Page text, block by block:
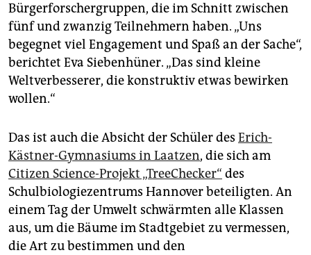
Bürgerforschergruppen, die im Schnitt zwischen
fünf und zwanzig Teilnehmern haben. „Uns
begegnet viel Engagement und Spaß an der Sache“,
berichtet Eva Siebenhüner. „Das sind kleine
Weltverbesserer, die konstruktiv etwas bewirken
wollen.“
Das ist auch die Absicht der Schüler des Erich-
Kästner-Gymnasiums in Laatzen, die sich am
Citizen Science-Projekt „TreeChecker“ des
Schulbiologiezentrums Hannover beteiligten. An
einem Tag der Umwelt schwärmten alle Klassen
aus, um die Bäume im Stadtgebiet zu vermessen,
die Art zu bestimmen und den